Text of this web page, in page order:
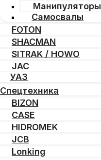
Манипуляторы
Самосвалы
FOTON
SHACMAN
SITRAK / HOWO
JAC
УАЗ
Спецтехника
BIZON
CASE
HIDROMEK
JCB
Lonking